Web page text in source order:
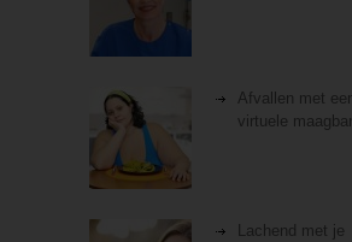
Afvallen met
virtuele
Lachend met je